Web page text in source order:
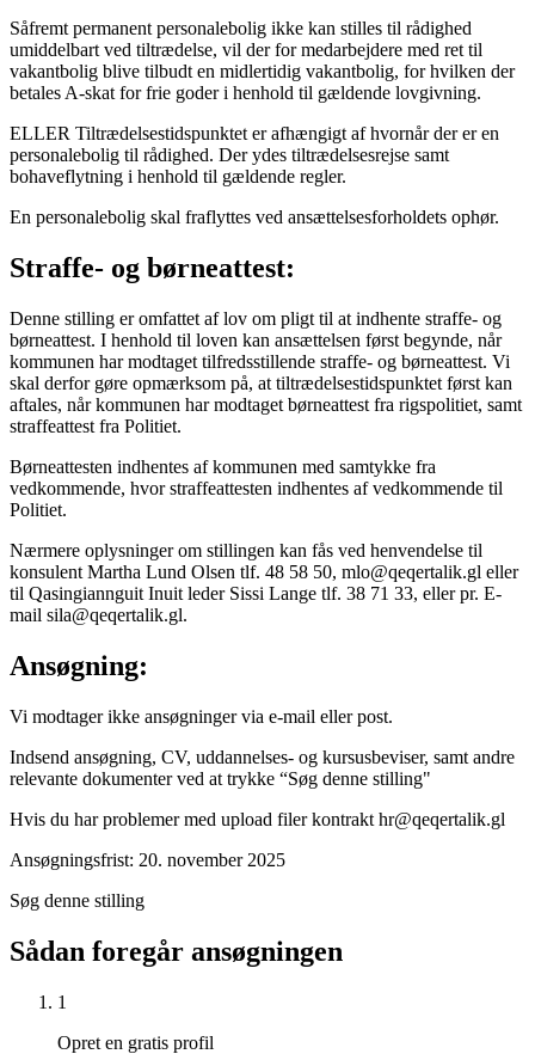
Såfremt permanent personalebolig ikke kan stilles til rådighed
umiddelbart ved tiltrædelse, vil der for medarbejdere med ret til
vakantbolig blive tilbudt en midlertidig vakantbolig, for hvilken der
betales A-skat for frie goder i henhold til gældende lovgivning.
ELLER Tiltrædelsestidspunktet er afhængigt af hvornår der er en
personalebolig til rådighed. Der ydes tiltrædelsesrejse samt
bohaveflytning i henhold til gældende regler.
En personalebolig skal fraflyttes ved ansættelsesforholdets ophør.
Straffe- og børneattest:
Denne stilling er omfattet af lov om pligt til at indhente straffe- og
børneattest. I henhold til loven kan ansættelsen først begynde, når
kommunen har modtaget tilfredsstillende straffe- og børneattest. Vi
skal derfor gøre opmærksom på, at tiltrædelsestidspunktet først kan
aftales, når kommunen har modtaget børneattest fra rigspolitiet, samt
straffeattest fra Politiet.
Børneattesten indhentes af kommunen med samtykke fra
vedkommende, hvor straffeattesten indhentes af vedkommende til
Politiet.
Nærmere oplysninger om stillingen kan fås ved henvendelse til
konsulent Martha Lund Olsen tlf. 48 58 50, mlo@qeqertalik.gl eller
til Qasingiannguit Inuit leder Sissi Lange tlf. 38 71 33, eller pr. E-
mail sila@qeqertalik.gl.
Ansøgning:
Vi modtager ikke ansøgninger via e-mail eller post.
Indsend ansøgning, CV, uddannelses- og kursusbeviser, samt andre
relevante dokumenter ved at trykke “Søg denne stilling"
Hvis du har problemer med upload filer kontrakt hr@qeqertalik.gl
Ansøgningsfrist: 20. november 2025
Søg denne stilling
Sådan foregår ansøgningen
1
Opret en gratis profil